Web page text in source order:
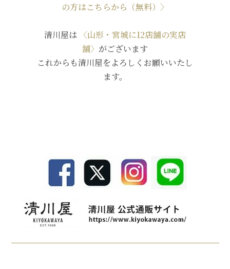
の方はこちらから（無料）〉
清川屋は 〈山形・宮城に12店舗の実店
舗〉 がございます
これからも清川屋をよろしくお願いいたし
ます。